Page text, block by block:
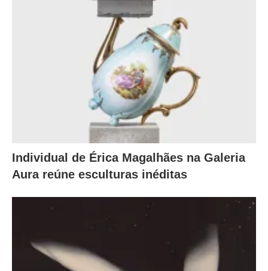
Individual de Érica Magalhães na Galeria
Aura reúne esculturas inéditas